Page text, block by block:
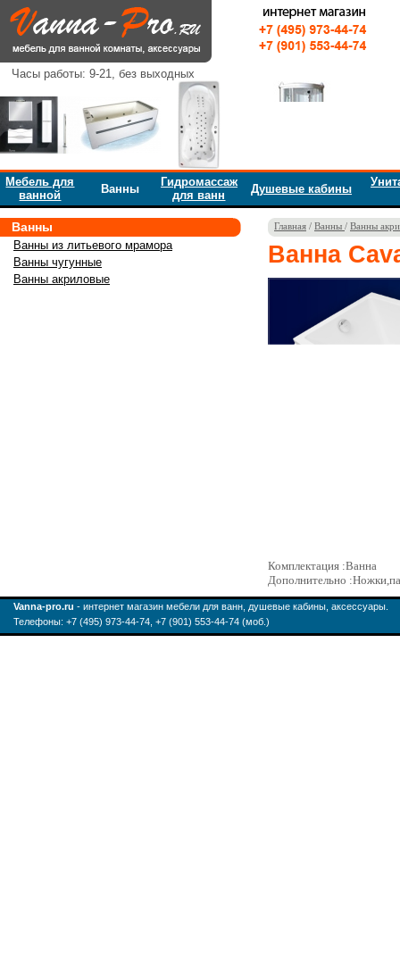
Часы работы: 9-21, без выходных
Мебель для
ванной
Ванны
Гидромассаж
для ванн
Душевые кабины
Ванны
Ванны из литьевого мрамора
Ванны чугунные
Ванны акриловые
Главная / Ванны / Ванны
Ванна
Комплектация :Ванна
Дополнительно
Vanna-pro.ru - интернет магазин мебели для ванн, душевые кабины, аксессуары.
Телефоны: +7 (495) 973-44-74, +7 (901) 553-44-74 (моб.)